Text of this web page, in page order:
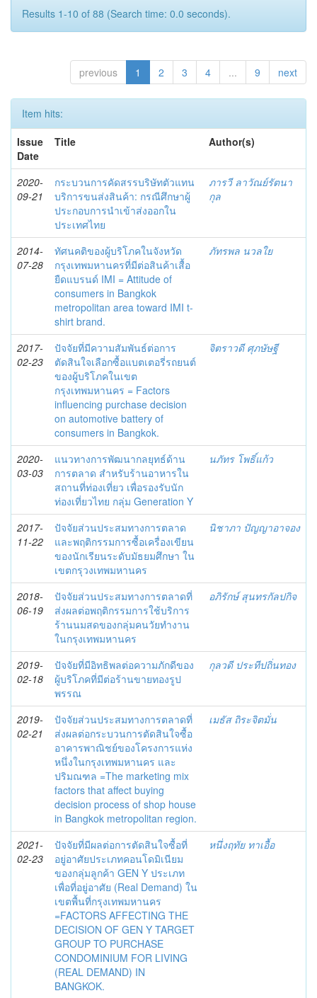
Results 1-10 of 88 (Search time: 0.0 seconds).
previous 1 2 3 4 ... 9 next
Item hits:
Issue
Date
Title Author(s)
2020-
09-21
กระบวนการคัดสรรบริษัทตัวแทน
บริการขนส่งสินค้า: กรณีศึกษาผู้
ประกอบการนำเข้าส่งออกใน
ประเทศไทย
ภารวี ลาวัณย์รัตนา
กุล
2014-
07-28
ทัศนคติของผู้บริโภคในจังหวัด
กรุงเทพมหานครที่มีต่อสินค้าเสื้อ
ยืดแบรนด์ IMI = Attitude of
consumers in Bangkok
metropolitan area toward IMI t-
shirt brand.
ภัทรพล นวลใย
2017-
02-23
ปัจจัยที่มีความสัมพันธ์ต่อการ
ตัดสินใจเลือกซื้อแบตเตอรี่รถยนต์
ของผู้บริโภคในเขต
กรุงเทพมหานคร = Factors
influencing purchase decision
on automotive battery of
consumers in Bangkok.
จิตราวดี ศุภษัษฐี
2020-
03-03
แนวทางการพัฒนากลยุทธ์ด้าน
การตลาด สำหรับร้านอาหารใน
สถานที่ท่องเที่ยว เพื่อรองรับนัก
ท่องเที่ยวไทย กลุ่ม Generation Y
นภัทร โพธิ์แก้ว
2017-
11-22
ปัจจัยส่วนประสมทางการตลาด
และพฤติกรรมการซื้อเครื่องเขียน
ของนักเรียนระดับมัธยมศึกษา ใน
เขตกรุวงเทพมหานคร
นิชาภา ปัญญาอาจอง
2018-
06-19
ปัจจัยส่วนประสมทางการตลาดที่
ส่งผลต่อพฤติกรรมการใช้บริการ
ร้านนมสดของกลุ่มคนวัยทำงาน
ในกรุงเทพมหานคร
อภิรักษ์ สุนทรกัลปกิจ
2019-
02-18
ปัจจัยที่มีอิทธิพลต่อความภักดีของ
ผู้บริโภคที่มีต่อร้านขายทองรูป
พรรณ
กุลวดี ประทีปถิ่นทอง
2019-
02-21
ปัจจัยส่วนประสมทางการตลาดที่
ส่งผลต่อกระบวนการตัดสินใจซื้อ
อาคารพาณิชย์ของโครงการแห่ง
หนึ่งในกรุงเทพมหานคร และ
ปริมณฑล =The marketing mix
factors that affect buying
decision process of shop house
in Bangkok metropolitan region.
เมธัส ถิระจิตมั่น
2021-
02-23
ปัจจัยที่มีผลต่อการตัดสินใจซื้อที่
อยู่อาศัยประเภทคอนโดมิเนียม
ของกลุ่มลูกค้า GEN Y ประเภท
เพื่อที่อยู่อาศัย (Real Demand) ใน
เขตพื้นที่กรุงเทพมหานคร
=FACTORS AFFECTING THE
DECISION OF GEN Y TARGET
GROUP TO PURCHASE
CONDOMINIUM FOR LIVING
(REAL DEMAND) IN
BANGKOK.
หนึ่งฤทัย ทาเอื้อ